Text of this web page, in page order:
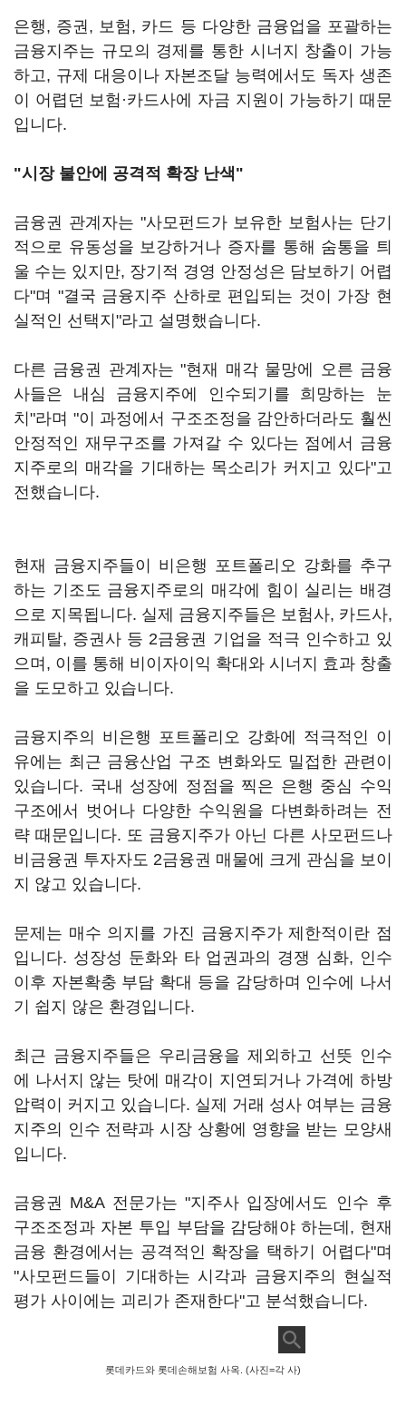
은행, 증권, 보험, 카드 등 다양한 금융업을 포괄하는
금융지주는 규모의 경제를 통한 시너지 창출이 가능
하고, 규제 대응이나 자본조달 능력에서도 독자 생존
이 어렵던 보험·카드사에 자금 지원이 가능하기 때문
입니다.
"시장 불안에 공격적 확장 난색"
금융권 관계자는 "사모펀드가 보유한 보험사는 단기
적으로 유동성을 보강하거나 증자를 통해 숨통을 틔
울 수는 있지만, 장기적 경영 안정성은 담보하기 어렵
다"며 "결국 금융지주 산하로 편입되는 것이 가장 현
실적인 선택지"라고 설명했습니다.
다른 금융권 관계자는 "현재 매각 물망에 오른 금융
사들은 내심 금융지주에 인수되기를 희망하는 눈
치"라며 "이 과정에서 구조조정을 감안하더라도 훨씬
안정적인 재무구조를 가져갈 수 있다는 점에서 금융
지주로의 매각을 기대하는 목소리가 커지고 있다"고
전했습니다.
현재 금융지주들이 비은행 포트폴리오 강화를 추구
하는 기조도 금융지주로의 매각에 힘이 실리는 배경
으로 지목됩니다. 실제 금융지주들은 보험사, 카드사,
캐피탈, 증권사 등 2금융권 기업을 적극 인수하고 있
으며, 이를 통해 비이자이익 확대와 시너지 효과 창출
을 도모하고 있습니다.
금융지주의 비은행 포트폴리오 강화에 적극적인 이
유에는 최근 금융산업 구조 변화와도 밀접한 관련이
있습니다. 국내 성장에 정점을 찍은 은행 중심 수익
구조에서 벗어나 다양한 수익원을 다변화하려는 전
략 때문입니다. 또 금융지주가 아닌 다른 사모펀드나
비금융권 투자자도 2금융권 매물에 크게 관심을 보이
지 않고 있습니다.
문제는 매수 의지를 가진 금융지주가 제한적이란 점
입니다. 성장성 둔화와 타 업권과의 경쟁 심화, 인수
이후 자본확충 부담 확대 등을 감당하며 인수에 나서
기 쉽지 않은 환경입니다.
최근 금융지주들은 우리금융을 제외하고 선뜻 인수
에 나서지 않는 탓에 매각이 지연되거나 가격에 하방
압력이 커지고 있습니다. 실제 거래 성사 여부는 금융
지주의 인수 전략과 시장 상황에 영향을 받는 모양새
입니다.
금융권 M&A 전문가는 "지주사 입장에서도 인수 후
구조조정과 자본 투입 부담을 감당해야 하는데, 현재
금융 환경에서는 공격적인 확장을 택하기 어렵다"며
"사모펀드들이 기대하는 시각과 금융지주의 현실적
평가 사이에는 괴리가 존재한다"고 분석했습니다.
롯데카드와 롯데손해보험 사옥. (사진=각 사)